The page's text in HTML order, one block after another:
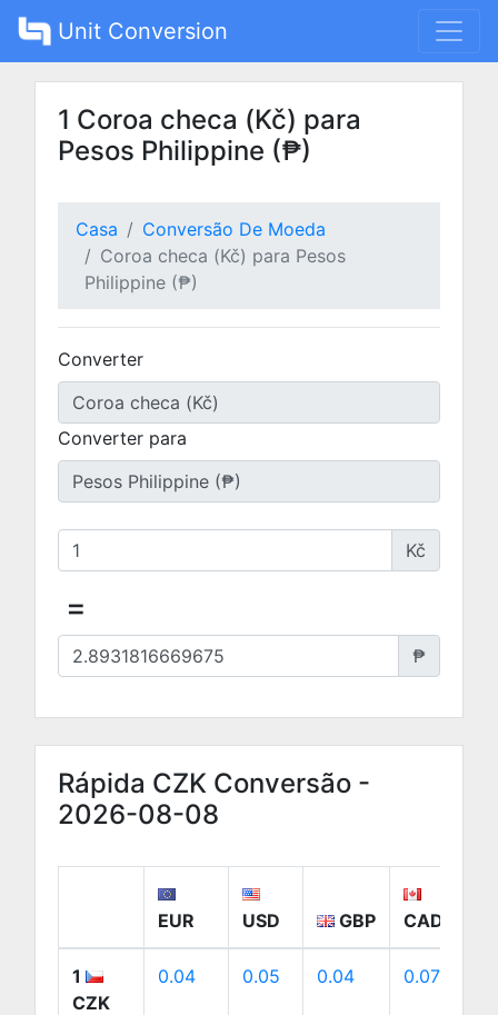
Unit Conversion
1 Coroa checa (Kč) para
Pesos Philippine (₱)
Casa
Conversão De Moeda
Coroa checa (Kč) para Pesos
Philippine (₱)
Converter
Converter para
Kč
=
₱
Rápida CZK Conversão -
2026-08-08
EUR USD GBP CAD
1
CZK
0.04 0.05 0.04 0.07